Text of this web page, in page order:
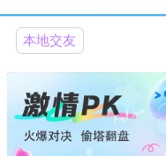
本地交友